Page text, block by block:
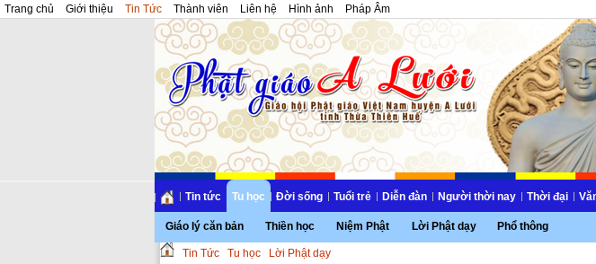
Trang chủ Giới thiệu Tin Tức Thành viên Liên hệ Hình ảnh Pháp Âm
Tin tức Tu học
Giáo lý căn bản Thiền học Niệm Phật Lời Phật dạy Phổ thông
Đời sống Tuổi trẻ Diễn đàn Người thời nay Thời đại
Tin Tức Tu học Lời Phật dạy